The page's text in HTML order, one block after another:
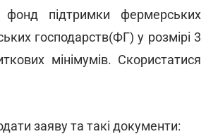
підтримки фермерських
господарств(ФГ) у розмірі 3
мінімумів. Скористатися
заяву та такі документи: